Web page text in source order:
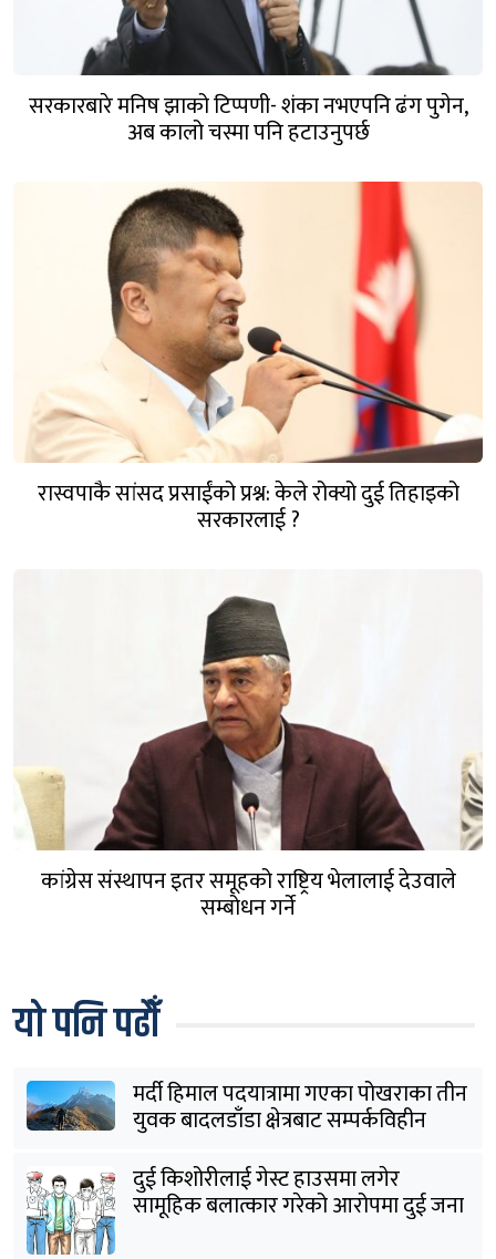
सरकारबारे मनिष झाको टिप्पणी- शंका नभएपनि ढंग पुगेन,
अब कालो चस्मा पनि हटाउनुपर्छ
रास्वपाकै सांसद प्रसाईंको प्रश्न: केले रोक्यो दुई तिहाइको
सरकारलाई ?
कांग्रेस संस्थापन इतर समूहको राष्ट्रिय भेलालाई देउवाले
सम्बोधन गर्ने
यो पनि पढौँ
मर्दी हिमाल पदयात्रामा गएका पोखराका तीन
युवक बादलडाँडा क्षेत्रबाट सम्पर्कविहीन
दुई किशोरीलाई गेस्ट हाउसमा लगेर
सामूहिक बलात्कार गरेको आरोपमा दुई जना